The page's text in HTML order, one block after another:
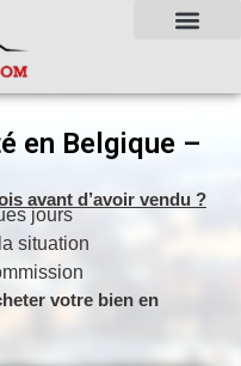
en Belgique –
avant d’avoir vendu ?
jours
situation
votre bien en